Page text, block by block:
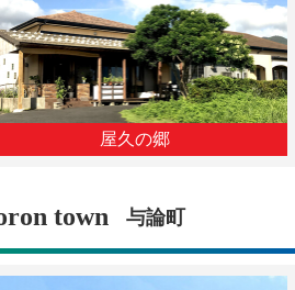
屋久の郷
town 与論町